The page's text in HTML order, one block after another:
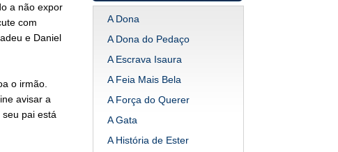
a não expor
com
e Daniel
o irmão.
avisar a
pai está
A Dona
A Dona do Pedaço
A Escrava Isaura
A Feia Mais Bela
A Força do Querer
A Gata
A História de Ester